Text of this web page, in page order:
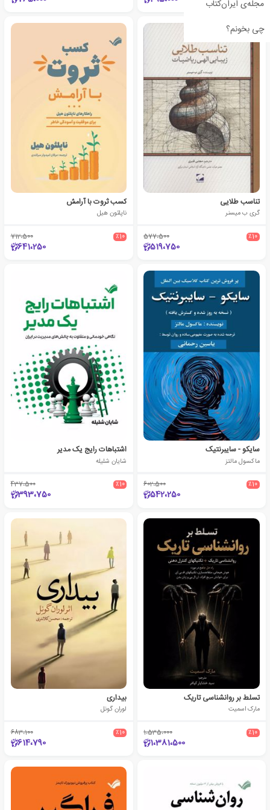
مجله‌ی ایران‌کتاب
چی بخونم؟
تناسب طلایی
گری ب میسنر
٪10 577،500
519،750
کسب ثروت با آرامش
ناپلئون هیل
٪10 712،500
641،250
سایکو - سایبرنتیک
ماکسول مالتز
٪10 602،500
542،250
اشتباهات رایج یک مدیر
شایان شلیله
٪10 437،500
393،750
تسلط بر روانشناسی تاریک
مارک اسمیت
٪10 1،535،000
1،381،500
بیداری
لوران گونل
٪10 683،100
614،790